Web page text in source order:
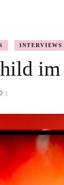
AUSTRIAN
NORDIC
DOUBLE
NASHVILLE
INTERVIEWS
1